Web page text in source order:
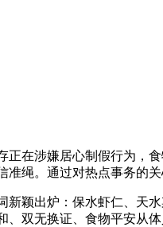
在涉嫌居心制假行为，食
准绳。通过对热点事务的关
颖出炉：保水虾仁、天水
、双无换证、食物平安从